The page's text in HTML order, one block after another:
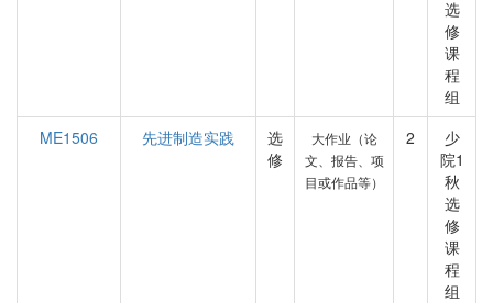
选
修
课
程
组
ME1506
先进制造实践
选
修
大作业（论
文、报告、项
目或作品等）
2
少
院1
秋
选
修
课
程
组